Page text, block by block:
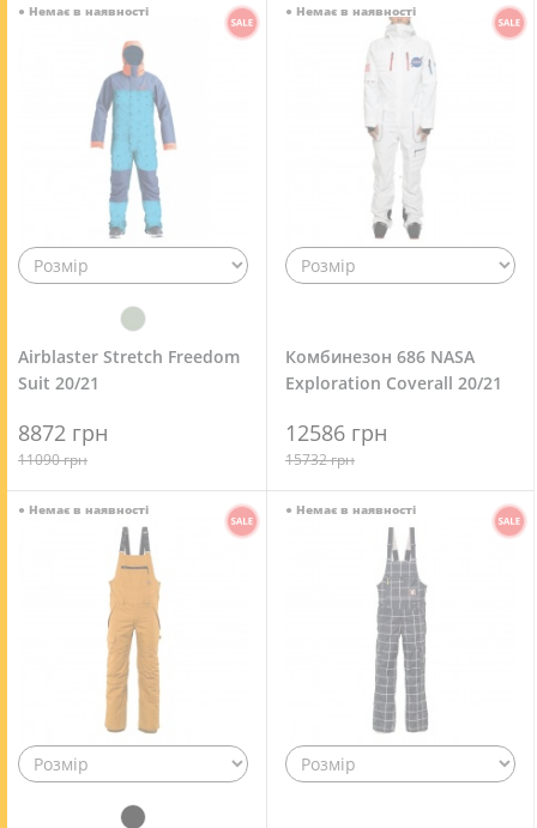
● Немає в наявності
Airblaster Stretch Freedom
Suit 20/21
8872 грн
11090 грн
● Немає в наявності
Комбинезон 686 NASA
Exploration Coverall 20/21
12586 грн
15732 грн
● Немає в наявності ● Немає в наявності